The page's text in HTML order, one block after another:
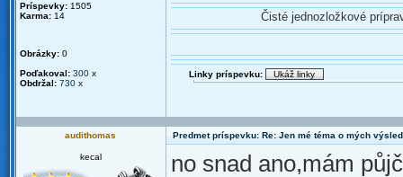
Príspevky: 1505
Karma: 14
Obrázky: 0
Poďakoval: 300 x
Obdržal: 730 x
Čisté jednozložkové
Linky príspevku:
audithomas Predmet príspevku: Re: Jen mé téma o mých
kecal
no snad ano,mám